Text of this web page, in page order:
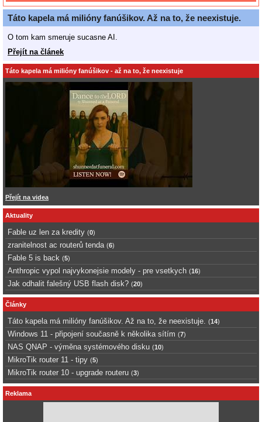
Táto kapela má milióny fanúšikov. Až na to, že neexistuje.
O tom kam smeruje sucasne AI.
Přejít na článek
Táto kapela má milióny fanúšikov - až na to, že neexistuje
Přejít na videa
Aktuality
Fable uz len za kredity (0)
zranitelnost ac routerů tenda (6)
Fable 5 is back (5)
Anthropic vypol najvykonejsie modely - pre vsetkych (16)
Jak odhalit falešný USB flash disk? (20)
Články
Táto kapela má milióny fanúšikov. Až na to, že neexistuje. (14)
Windows 11 - připojení současně k několika sítím (7)
NAS QNAP - výměna systémového disku (10)
MikroTik router 11 - tipy (5)
MikroTik router 10 - upgrade routeru (3)
Reklama